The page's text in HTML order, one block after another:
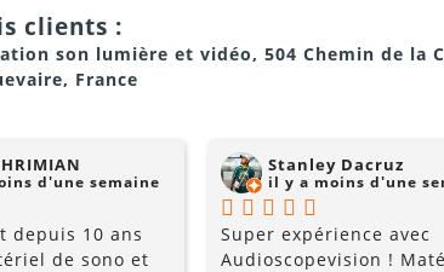
clients :
son lumière et vidéo, 504 Chemin de la
France
d'une semaine
depuis 10 ans
de sono et
Stanley Dacruz
il y a moins d'une
Super expérience avec
Audioscopevision !